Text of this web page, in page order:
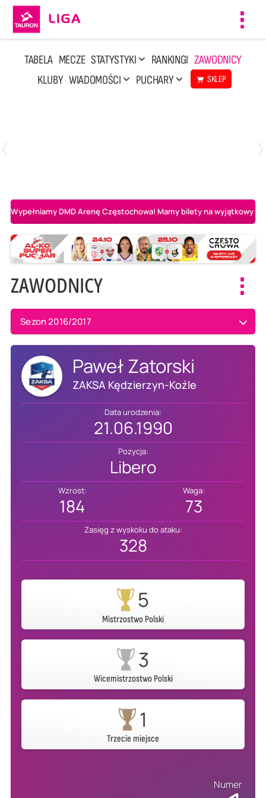
TABELA MECZE STATYSTYKI RANKINGI ZAWODNICY
KLUBY WIADOMOŚCI PUCHARY SKLEP
Wypełniamy DMD Arenę Częstochowa! Mamy bilety na wyjątkowy
ZAWODNICY
Sezon 2016/2017
Paweł Zatorski
ZAKSA Kędzierzyn-Koźle
Data urodzenia:
21.06.1990
Pozycja:
Libero
Wzrost:
184
Waga:
73
Zasięg z wyskoku do ataku:
328
5
Mistrzostwo Polski
3
Wicemistrzostwo Polski
1
Trzecie miejsce
Numer